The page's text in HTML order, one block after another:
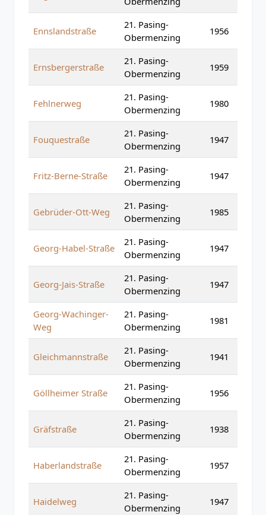
Ennslandstraße
21. Pasing-
Obermenzing
1956
Ernsbergerstraße
21. Pasing-
Obermenzing
1959
Fehlnerweg
21. Pasing-
Obermenzing
1980
Fouquestraße
21. Pasing-
Obermenzing
1947
Fritz-Berne-Straße
21. Pasing-
Obermenzing
1947
Gebrüder-Ott-Weg
21. Pasing-
Obermenzing
1985
Georg-Habel-Straße
21. Pasing-
Obermenzing
1947
Georg-Jais-Straße
21. Pasing-
Obermenzing
1947
Georg-Wachinger-
Weg
21. Pasing-
Obermenzing
1981
Gleichmannstraße
21. Pasing-
Obermenzing
1941
Göllheimer Straße
21. Pasing-
Obermenzing
1956
Gräfstraße
21. Pasing-
Obermenzing
1938
Haberlandstraße
21. Pasing-
Obermenzing
1957
Haidelweg
21. Pasing-
Obermenzing
1947